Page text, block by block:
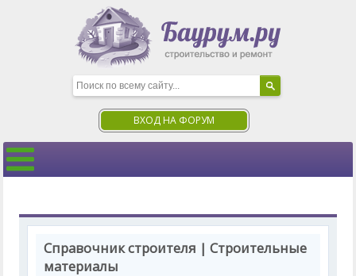
ВХОД НА ФОРУМ
Справочник строителя | Строительные
материалы